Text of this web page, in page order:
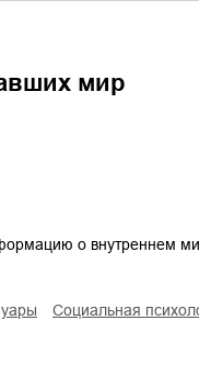
мир
о внутреннем
социальная